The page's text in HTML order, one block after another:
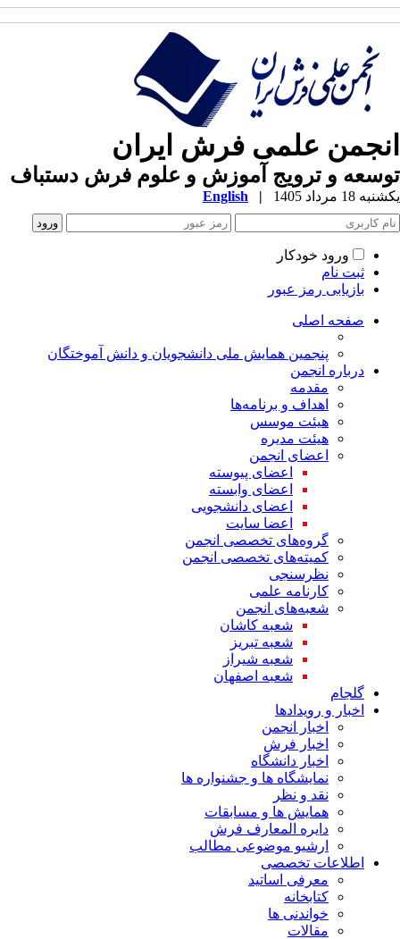
علمی فرش ایران
و ترویج آموزش و علوم فرش دستباف
18 مرداد 1405 |
English
ورود خودکار
ثبت نام
بازیابی رمز عبور
صفحه اصلی
پنجمین همایش ملی دانشجویان و دانش آموختگان
درباره انجمن
مقدمه
اهداف و برنامه‌ها
هیئت موسس
هیئت مدیره
اعضای انجمن
اعضای پیوسته
اعضای وابسته
اعضای دانشجویی
اعضا سایت
گروه‌های تخصصی انجمن
کمیته‌های تخصصی انجمن
نظرسنجی
کارنامه علمی
شعبه‌های انجمن
شعبه کاشان
شعبه تبریز
شعبه شیراز
شعبه اصفهان
گلجام
اخبار و رویدادها
اخبار انجمن
اخبار فرش
اخبار دانشگاه
نمایشگاه ها و جشنواره ها
نقد و نظر
همایش ها و مسابقات
دایره المعارف فرش
ارشیو موضوعی مطالب
اطلاعات تخصصی
معرفی اساتید
کتابخانه
خواندنی ها
مقالات